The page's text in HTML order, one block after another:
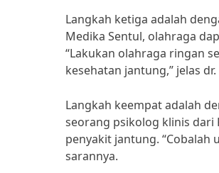
Langkah ketiga adalah
Medika Sentul, olahraga
“Lakukan olahraga ringan
kesehatan jantung,” jelas dr.
Langkah keempat adalah
seorang psikolog klinis dari
penyakit jantung. “Cobalah
sarannya.